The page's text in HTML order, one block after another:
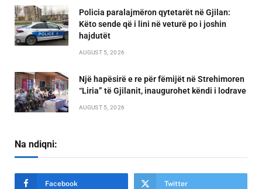
Policia paralajmëron qytetarët në Gjilan:
Këto sende që i lini në veturë po i joshin
hajdutët
AUGUST 5, 2026
Një hapësirë e re për fëmijët në Strehimoren
“Liria” të Gjilanit, inaugurohet këndi i lodrave
AUGUST 5, 2026
Na ndiqni:
Facebook Twitter